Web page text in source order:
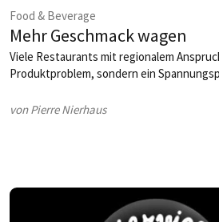
Food & Beverage
Mehr Geschmack wagen
Viele Restaurants mit regionalem
Produktproblem, sondern ein
von Pierre Nierhaus